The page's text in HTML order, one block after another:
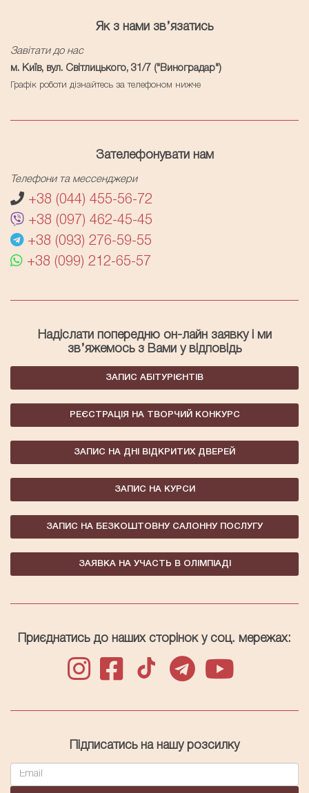
Як з нами зв’язатись
Завітати до нас
м. Київ, вул. Світлицького, 31/7 ("Виноградар")
Графік роботи дізнайтесь за телефоном нижче
Зателефонувати нам
Телефони та мессенджери
+38 (044) 455-56-72
+38 (097) 462-45-45
+38 (093) 276-59-55
+38 (099) 212-65-57
Надіслати попередню он-лайн заявку і ми
зв’яжемось з Вами у відповідь
ЗАПИС АБІТУРІЄНТІВ
РЕЄСТРАЦІЯ НА ТВОРЧИЙ КОНКУРС
ЗАПИС НА ДНІ ВІДКРИТИХ ДВЕРЕЙ
ЗАПИС НА КУРСИ
ЗАПИС НА БЕЗКОШТОВНУ САЛОННУ ПОСЛУГУ
ЗАЯВКА НА УЧАСТЬ В ОЛІМПІАДІ
Приєднатись до наших сторінок у соц. мережах:
Підписатись на нашу розсилку